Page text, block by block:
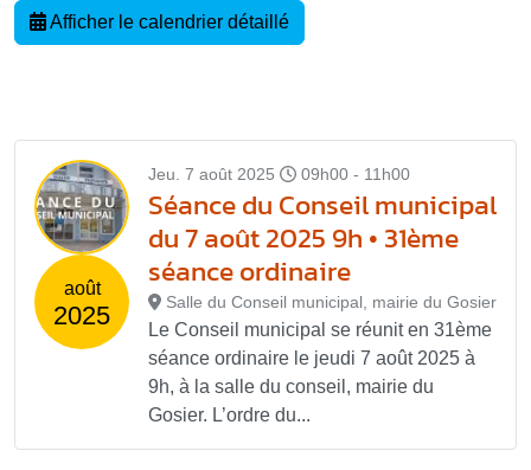
Afficher le calendrier détaillé
août
2025
Jeu. 7 août 2025 09h00 - 11h00
Séance du Conseil municipal
du 7 août 2025 9h • 31ème
séance ordinaire
Salle du Conseil municipal, mairie du Gosier
Le Conseil municipal se réunit en 31ème
séance ordinaire le jeudi 7 août 2025 à
9h, à la salle du conseil, mairie du
Gosier. L’ordre du...